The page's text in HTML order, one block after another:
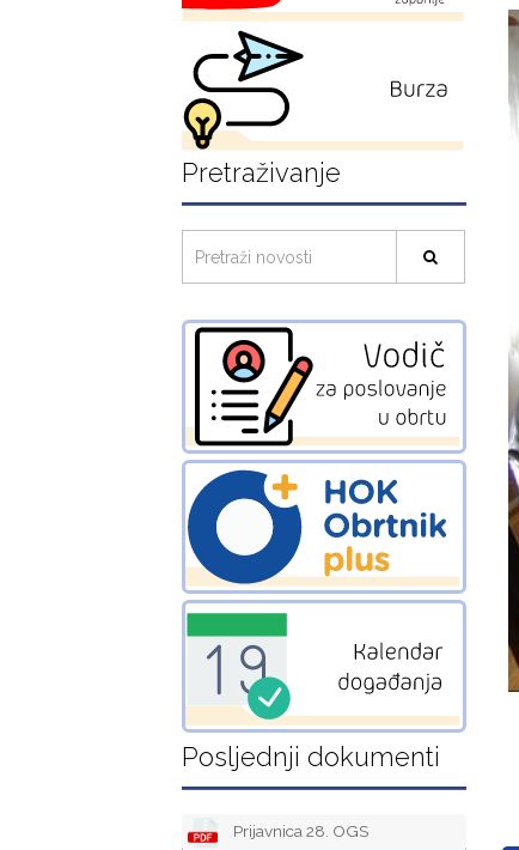
Pretraživanje
Posljednji dokumenti
Prijavnica 28. OGS